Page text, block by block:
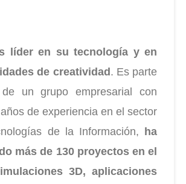
líder en su tecnología y en
de creatividad. Es parte
de un grupo empresarial con
de experiencia en el sector
de la Información, ha
más de 130 proyectos en el
3D, aplicaciones